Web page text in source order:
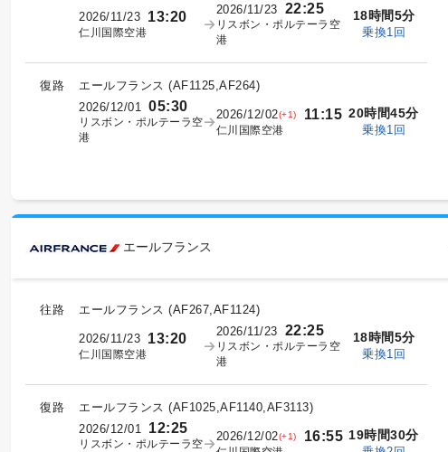
2026/11/23 13:20
仁川国際空港
2026/11/23 22:25
リスボン・ポルテーラ空
港
18時間5分
乗換1回
復路 エールフランス (AF1125,AF264)
2026/12/01
05:30
リスボン・ポルテーラ空
港
2026/12/02(+1) 11:15
仁川国際空港
20時間45分
乗換1回
エールフランス
往路 エールフランス (AF267,AF1124)
2026/11/23 13:20
仁川国際空港
2026/11/23 22:25
リスボン・ポルテーラ空
港
18時間5分
乗換1回
復路 エールフランス (AF1025,AF1140,AF3113)
2026/12/01
12:25
リスボン・ポルテーラ空
2026/12/02(+1) 16:55 19時間30分